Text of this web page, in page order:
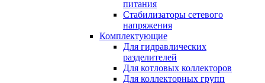
питания
Стабилизаторы сетевого
напряжения
Комплектующие
Для гидравлических
разделителей
Для котловых коллекторов
Для коллекторных групп